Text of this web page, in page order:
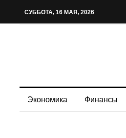
СУББОТА, 16 МАЯ, 2026
Экономика Финансы